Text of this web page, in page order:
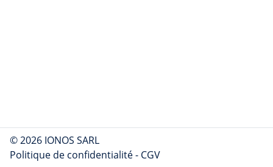
© 2026 IONOS SARL
Politique de confidentialité- CGV